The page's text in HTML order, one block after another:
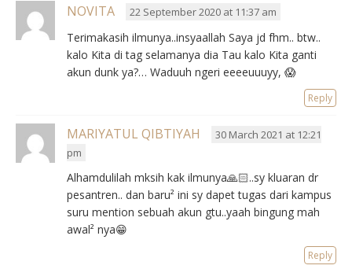
NOVITA 22 September 2020 at 11:37 am
Terimakasih ilmunya..insyaallah Saya jd fhm.. btw..
kalo Kita di tag selamanya dia Tau kalo Kita ganti
akun dunk ya?… Waduuh ngeri eeeeuuuyy, 😱
Reply
MARIYATUL QIBTIYAH
30 March 2021 at 12:21
pm
Alhamdulilah mksih kak ilmunya🙏🏻..sy kluaran dr
pesantren.. dan baru² ini sy dapet tugas dari kampus
suru mention sebuah akun gtu..yaah bingung mah
awal² nya😁
Reply